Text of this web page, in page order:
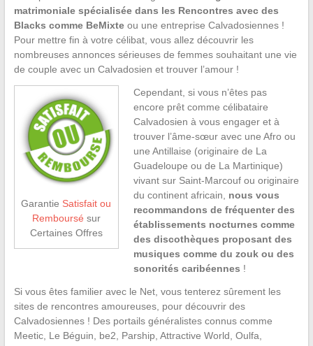
matrimoniale spécialisée dans les Rencontres avec des
Blacks comme BeMixteou une entreprise Calvadosiennes !
Pour mettre fin à votre célibat, vous allez découvrir les
nombreuses annonces sérieuses de femmes souhaitant une vie
de couple avec un Calvadosien et trouver l’amour !
Garantie Satisfait ou
Remboursé sur
Certaines Offres
Cependant, si vous n’êtes pas
encore prêt comme célibataire
Calvadosien à vous engager et à
trouver l’âme-sœur avec une Afro ou
une Antillaise (originaire de La
Guadeloupe ou de La Martinique)
vivant sur Saint-Marcouf ou originaire
du continent africain, nous vous
recommandons de fréquenter des
établissements nocturnes comme
des discothèques proposant des
musiques comme du zouk ou des
sonorités caribéennes !
Si vous êtes familier avec le Net, vous tenterez sûrement les
sites de rencontres amoureuses, pour découvrir des
Calvadosiennes ! Des portails généralistes connus comme
Meetic, Le Béguin, be2, Parship, Attractive World, Oulfa,